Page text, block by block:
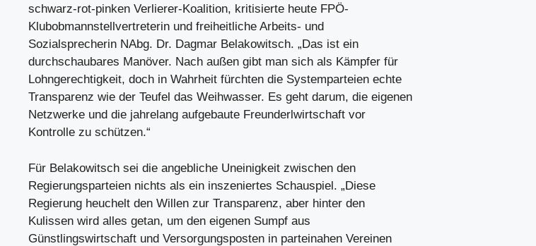
schwarz-rot-pinken Verlierer-Koalition, kritisierte heute FPÖ-
Klubobmannstellvertreterin und freiheitliche Arbeits- und
Sozialsprecherin NAbg. Dr. Dagmar Belakowitsch. „Das ist ein
durchschaubares Manöver. Nach außen gibt man sich als Kämpfer für
Lohngerechtigkeit, doch in Wahrheit fürchten die Systemparteien echte
Transparenz wie der Teufel das Weihwasser. Es geht darum, die eigenen
Netzwerke und die jahrelang aufgebaute Freunderlwirtschaft vor
Kontrolle zu schützen.“
Für Belakowitsch sei die angebliche Uneinigkeit zwischen den
Regierungsparteien nichts als ein inszeniertes Schauspiel. „Diese
Regierung heuchelt den Willen zur Transparenz, aber hinter den
Kulissen wird alles getan, um den eigenen Sumpf aus
Günstlingswirtschaft und Versorgungsposten in parteinahen Vereinen